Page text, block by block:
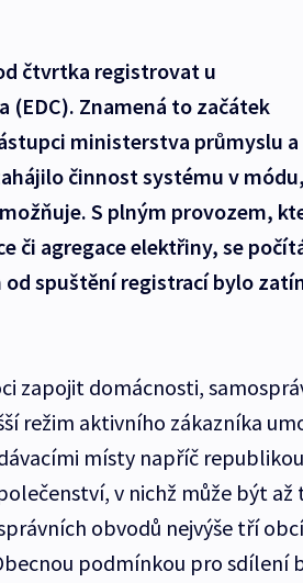
čtvrtka registrovat u
Znamená to začátek
ministerstva průmyslu a
činnost systému v módu,
S plným provozem,
či agregace elektřiny, se
spuštění registrací bylo
zapojit domácnosti,
režim aktivního zákazníka
místy napříč
v nichž může být až
obvodů nejvýše tří
podmínkou pro sdílení